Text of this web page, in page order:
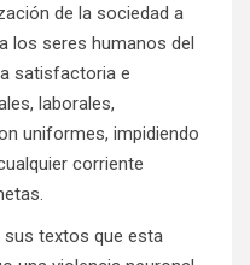
de la sociedad a
los seres humanos del
satisfactoria e
laborales,
uniformes, impidiendo
corriente
sus textos que esta